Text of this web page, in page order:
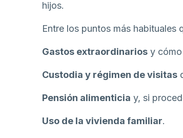
hijos.
Entre los puntos más habituales
Gastos extraordinarios y
Custodia y régimen de visitas
Pensión alimenticia y, si
Uso de la vivienda familiar.